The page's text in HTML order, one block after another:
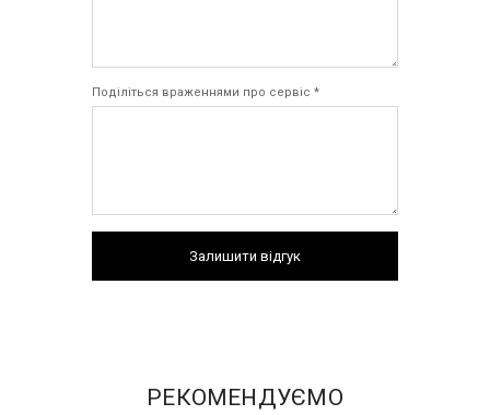
Поділіться враженнями про сервіс *
Залишити відгук
РЕКОМЕНДУЄМО